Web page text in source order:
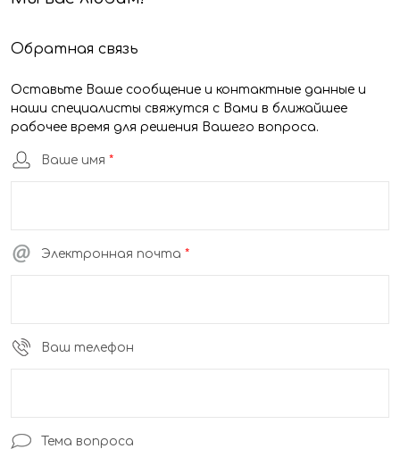
Обратная связь
Оставьте Ваше сообщение и контактные данные и
наши специалисты свяжутся с Вами в ближайшее
рабочее время для решения Вашего вопроса.
Ваше имя *
Электронная почта *
Ваш телефон
Тема вопроса